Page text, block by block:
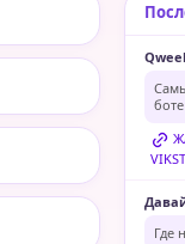
боте
Где